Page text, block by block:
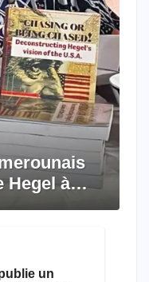
Hegel à
un